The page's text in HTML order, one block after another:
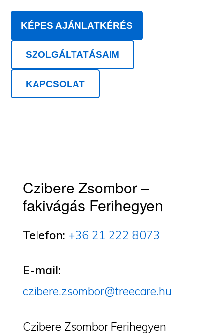
KÉPES AJÁNLATKÉRÉS
SZOLGÁLTATÁSAIM
KAPCSOLAT
Czibere Zsombor –
fakivágás Ferihegyen
Telefon: +36 21 222 8073
E-mail:
czibere.zsombor@treecare.hu
Czibere Zsombor Ferihegyen